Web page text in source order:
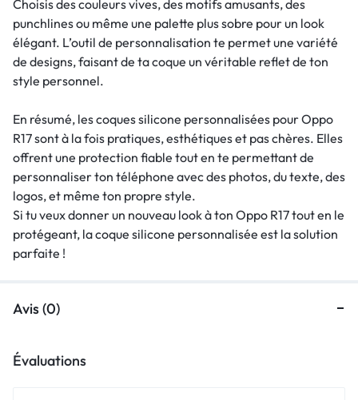
Choisis des couleurs vives, des motifs amusants, des
punchlines ou même une palette plus sobre pour un look
élégant. L’outil de personnalisation te permet une variété
de designs, faisant de ta coque un véritable reflet de ton
style personnel.
En résumé, les coques silicone personnalisées pour Oppo
R17 sont à la fois pratiques, esthétiques et pas chères. Elles
offrent une protection fiable tout en te permettant de
personnaliser ton téléphone avec des photos, du texte, des
logos, et même ton propre style.
Si tu veux donner un nouveau look à ton Oppo R17 tout en le
protégeant, la coque silicone personnalisée est la solution
parfaite !
Avis (0)
Évaluations